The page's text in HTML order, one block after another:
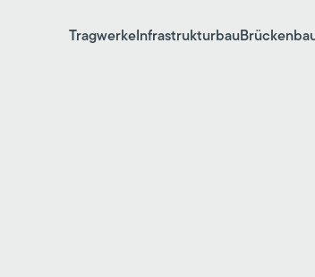
TragwerkeInfrastrukturbau